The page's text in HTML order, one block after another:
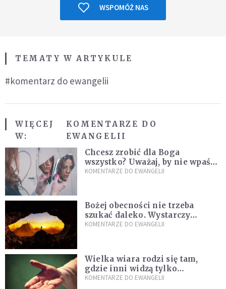
WSPOMÓŻ NAS
TEMATY W ARTYKULE
#komentarz do ewangelii
WIĘCEJ
W:
KOMENTARZE DO
EWANGELII
Chcesz zrobić dla Boga
wszystko? Uważaj, by nie wpaść
w groźną pułapkę
KOMENTARZE DO EWANGELII
Bożej obecności nie trzeba
szukać daleko. Wystarczy
nauczyć się słuchać
KOMENTARZE DO EWANGELII
Wielka wiara rodzi się tam,
gdzie inni widzą tylko
przeszkody
KOMENTARZE DO EWANGELII